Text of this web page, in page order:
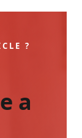
?
a